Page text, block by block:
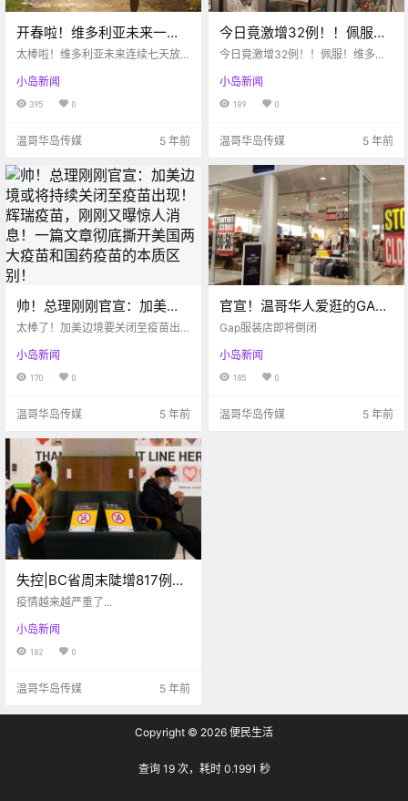
开春啦！维多利亚未来一周
将达到12度！天哪！DT竟然
太棒啦！维多利亚未来连续七天放
维多利亚DT竟然有鲸鱼出没...赞赞
赞！在家看电影也能吃到电影院的
爆米花啦！
小岛新闻
395 0
温哥华岛传媒 5 年前
今日竟激增32例！！佩服！
维多利亚惊现“砸玻璃破坏
今日竟激增32例！！佩服！维多利
砸14处...
小岛新闻
189 0
温哥华岛传媒 5 年前
帅！总理刚刚官宣：加美边
境或将持续关闭至疫苗出
人消息！一篇文章彻底撕开
美国两大疫苗和国药疫苗的
太棒了！加美边境要关闭至疫苗出
小岛新闻
170 0
温哥华岛传媒 5 年前
官宣！温哥华人爱逛的GAP
服装店撑不住了：将关闭
Gap服装店即将倒闭
小岛新闻
185 0
温哥华岛传媒 5 年前
失控|BC省周末陡增817例，
已有2所学校紧急关闭，最严
疫情越来越严重了...
小岛新闻
182 0
温哥华岛传媒 5 年前
Copyright © 2026 便民生活
查询 19 次，耗时 0.1991 秒